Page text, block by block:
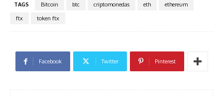
TAGS Bitcoin btc criptomonedas eth
ethereum
ftx
token ftx
Facebook Twitter Pinterest